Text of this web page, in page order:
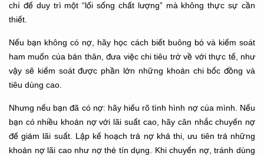
chỉ để duy trì một “lối sống chất lượng” mà không thực sự cần
thiết.
Nếu bạn không có nợ, hãy học cách biết buông bỏ và kiểm soát
ham muốn của bản thân, đưa việc chi tiêu trở về với thực tế, như
vậy sẽ kiểm soát được phần lớn những khoản chi bốc đồng và
tiêu dùng cao.
Nhưng nếu bạn đã có nợ: hãy hiểu rõ tình hình nợ của mình. Nếu
bạn có nhiều khoản nợ với lãi suất cao, hãy cân nhắc chuyển nợ
để giảm lãi suất. Lập kế hoạch trả nợ khả thi, ưu tiên trả những
khoản nợ lãi cao như nợ thẻ tín dụng. Khi chuyển nợ, tránh dùng